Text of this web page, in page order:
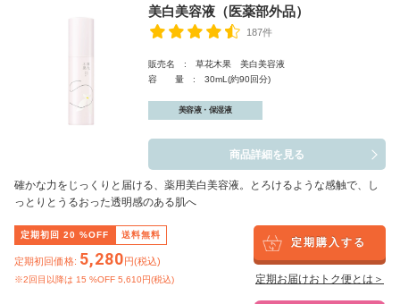
美白美容液（医薬部外品）
187件
販売名 : 草花木果 美白美容液
容 量 : 30mL(約90回分)
美容液・保湿液
商品詳細を見る
確かな力をじっくりと届ける、薬用美白美容液。とろけるような感触で、し
っとりとうるおった透明感のある肌へ
定期初回 20 %OFF 送料無料
定期初回価格: 5,280円(税込)
※2回目以降は 15 %OFF 5,610円(税込)
定期購入する
定期お届けおトク便とは＞